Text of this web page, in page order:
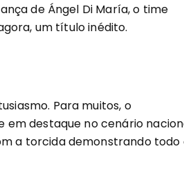
de Ángel Di María, o time
um título inédito.
Para muitos, o
destaque no cenário
a torcida demonstrando todo